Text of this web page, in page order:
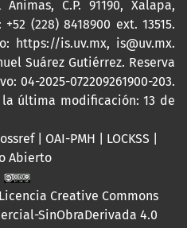
C.P. 91190, Xalapa,
(228) 8418900 ext. 13515.
https://is.uv.mx, is@uv.mx.
Suárez Gutiérrez. Reserva
04-2025-072209261900-203.
la última modificación: 13 de
| OAI-PMH | LOCKSS |
Abierto
Licencia Creative Commons
SinObraDerivada 4.0